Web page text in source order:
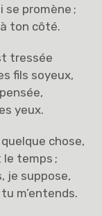
se promène ;
ton côté.
tressée
fils soyeux,
yeux.
chose,
temps ;
je suppose,
m’entends.